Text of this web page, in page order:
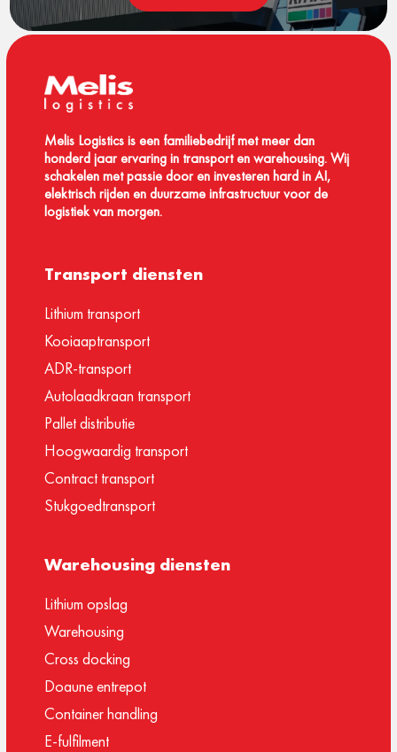
Melis Logistics is een familiebedrijf met meer dan
honderd jaar ervaring in transport en warehousing. Wij
schakelen met passie door en investeren hard in AI,
elektrisch rijden en duurzame infrastructuur voor de
logistiek van morgen.
Transport diensten
Lithium transport
Kooiaaptransport
ADR-transport
Autolaadkraan transport
Pallet distributie
Hoogwaardig transport
Contract transport
Stukgoedtransport
Warehousing diensten
Lithium opslag
Warehousing
Cross docking
Doaune entrepot
Container handling
E-fulfilment